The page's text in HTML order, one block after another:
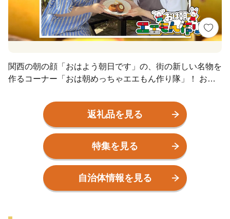
関西の朝の顔「おはよう朝日です」の、街の新しい名物を
作るコーナー「おは朝めっちゃエエもん作り隊」！ おは
梅スイーツ”が完成！ 雹（ひょう）で傷ついた梅を使っ
た、2種類の「梅ティグレ」と「梅のバターサンド」がで
きあがりました。
返礼品を見る
特集を見る
自治体情報を見る